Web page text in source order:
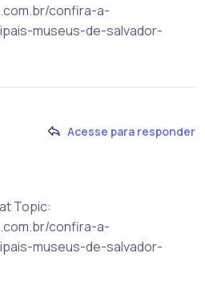
confira-a-
museus-de-salvador-
Acesse para responder
Topic:
confira-a-
museus-de-salvador-